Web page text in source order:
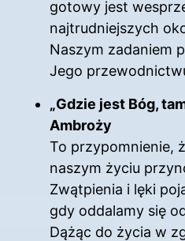
gotowy jest
najtrudniejszych
Naszym zadaniem
Jego
„Gdzie jest Bóg,
Ambroży
To przypomnienie,
naszym życiu
Zwątpienia i lęki
gdy oddalamy się
Dążąc do życia w